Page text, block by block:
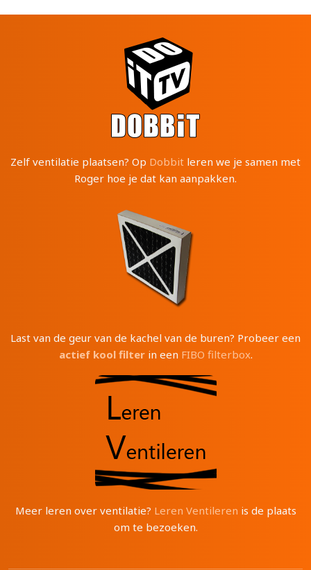
Zelf ventilatie plaatsen? Op Dobbit leren we je samen met
Roger hoe je dat kan aanpakken.
Last van de geur van de kachel van de buren? Probeer een
actief kool filterin een FIBO filterbox.
Meer leren over ventilatie? Leren Ventileren is de plaats
om te bezoeken.